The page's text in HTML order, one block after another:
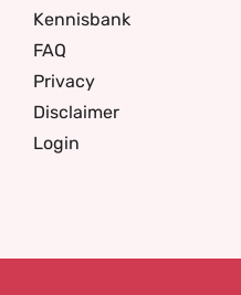
Kennisbank
FAQ
Privacy
Disclaimer
Login